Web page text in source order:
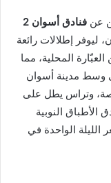
عن
فنادق أسوان 2
ليوفر إطلالات رائعة
المحلية، مما
غضون 10 دقائق إلى وسط مدينة أسوان
وتراس يطل على
الأطباق النوبية
الليلة الواحدة في